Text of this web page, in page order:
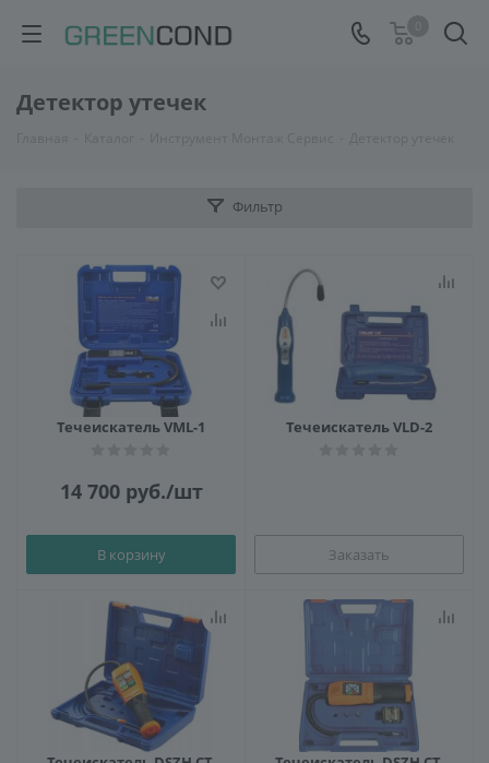
Детектор утечек
Фильтр
Течеискатель VML-1
14 700руб./шт
В корзину
Течеискатель VLD-2
Заказать